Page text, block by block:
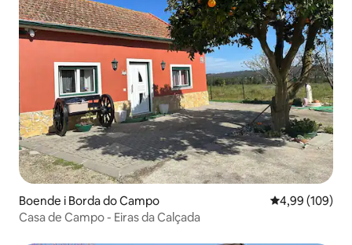
Boende i Borda do Campo 4,99 av 5 i
4,99 (109)
Casa de Campo - Eiras da Calçada